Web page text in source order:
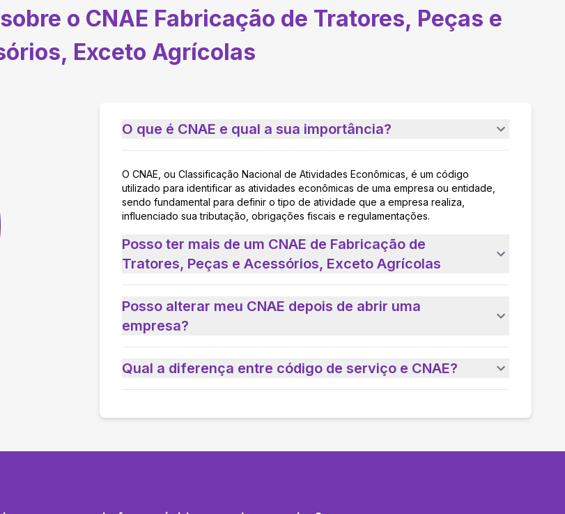
o CNAE Fabricação de Tratores, Peças e
Exceto Agrícolas
O que é CNAE e qual a sua importância?
O CNAE, ou Classificação Nacional de Atividades Econômicas, é um código
utilizado para identificar as atividades econômicas de uma empresa ou entidade,
sendo fundamental para definir o tipo de atividade que a empresa realiza,
influenciado sua tributação, obrigações fiscais e regulamentações.
Posso ter mais de um CNAE de Fabricação de
Tratores, Peças e Acessórios, Exceto Agrícolas
Posso alterar meu CNAE depois de abrir uma
empresa?
Qual a diferença entre código de serviço e CNAE?